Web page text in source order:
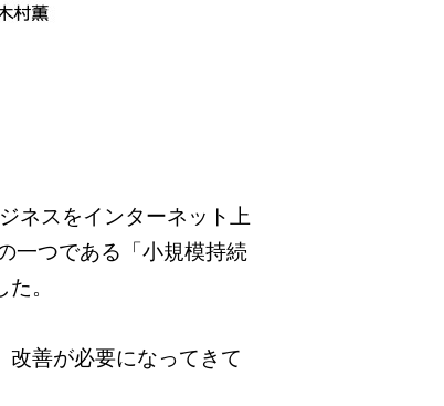
ネスをインターネット上
一つである「小規模持続
。
改善が必要になってきて